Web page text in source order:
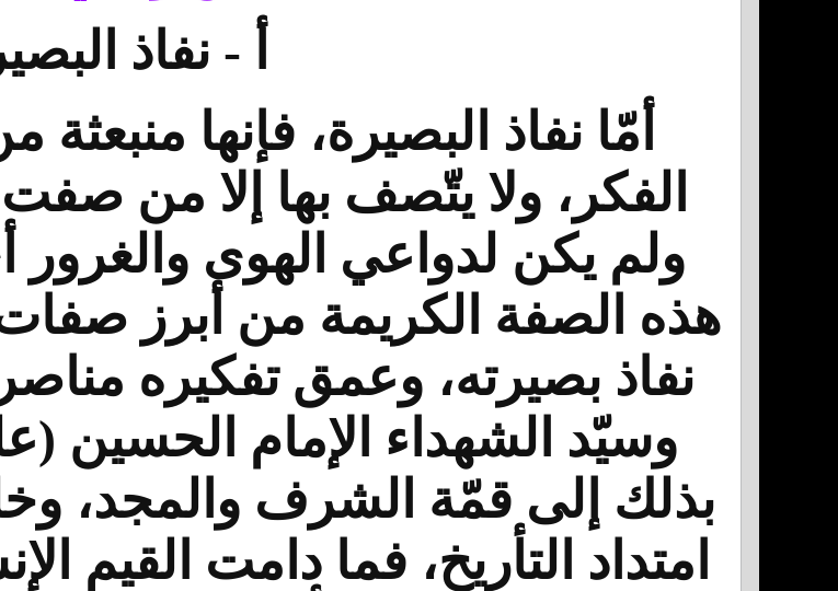
أ - نفاذ
أمّا نفاذ البصيرة، فإنها
الفكر، ولا يتّصف بها إلا من
ولم يكن لدواعي الهوى
هذه الصفة الكريمة من أبرز
نفاذ بصيرته، وعمق تفكيره
وسيّد الشهداء الإمام الحسين
بذلك إلى قمّة الشرف والمجد،
امتداد التأريخ، فما دامت القيم